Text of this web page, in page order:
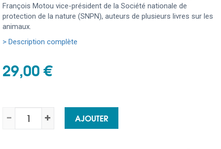
François Motou vice-président de la Société nationale de
protection de la nature (SNPN), auteurs de plusieurs livres sur les
animaux.
> Description complète
29,00 €
AJOUTER